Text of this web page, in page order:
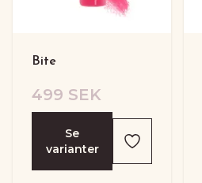
Bite
499 SEK
Se
varianter